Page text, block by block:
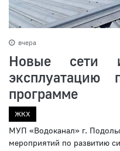
вчера
Новые
эксплуатацию
программе
ЖКХ
МУП «Водоканал» г.
мероприятий по развитию